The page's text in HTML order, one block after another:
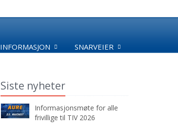
INFORMASJON SNARVEIER
Siste nyheter
Informasjonsmøte for alle
frivillige til TIV 2026